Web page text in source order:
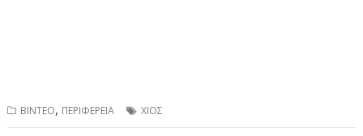
ΒΙΝΤΕΟ, ΠΕΡΙΦΕΡΕΙΑ ΧΙΟΣ